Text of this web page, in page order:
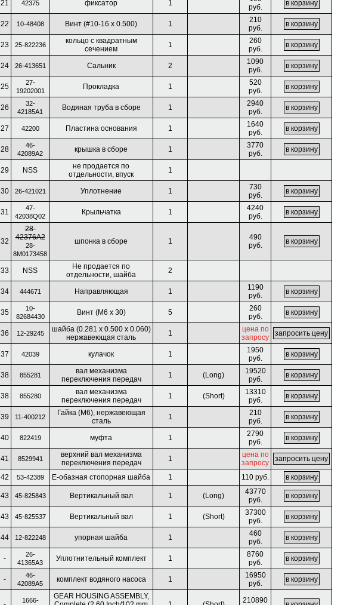
21
42375 фиксатор 1
руб.
22
10-48408 Винт (#10-16 x 0.500) 1
210
руб.
23
25-822236
кольцо с квадратным
сечением
1
260
руб.
24
26-413651 Сальник 2
1090
руб.
25
27-
19202001
Прокладка 1
520
руб.
26
32-
42185A1
Водяная труба в сборе 1
2940
руб.
27
42200 Пластина основания 1
1640
руб.
28
46-
42089A2
крышка в сборе 1
3770
руб.
29
NSS
не продается по
отдельности, впуск
1
30 26-421021 Уплотнение 1
730
руб.
31
47-
42038Q02
Крыльчатка 1
4240
руб.
32
28-
42376A2
28-
8M0173458
шпонка в сборе 1
490
руб.
33 NSS
Не продается по
отдельности, шайба
2
34 444671 Направляющая 1
1190
руб.
35
10-
82684430
Винт (М6 х 30) 5
260
руб.
36
12-29245
шайба (0.281 x 0.500 x 0.060)
нержавеющая сталь
1
цена по
запросу
37
42039 кулачок 1
1950
руб.
38
855281
вал механизма
переключения передач
1 (Long)
19520
руб.
38
855280
вал механизма
переключения передач
1 (Short)
13310
руб.
39
11-400212
Гайка (М6), нержавеющая
сталь
1
210
руб.
40
822419 муфта 1
2790
руб.
41
8529941
верхний вал механизма
переключения передач
1
цена по
запросу
42
53-42389 Е-обазная стопорная шайба 1 110 руб.
43 45-825843 Вертикальный вал 1 (Long)
43770
руб.
43
45-825537 Вертикальный вал 1 (Short)
37300
руб.
44
12-822248 упорная шайба 1
460
руб.
-
26-
41365A3
Уплотнительный комплект 1
8760
руб.
-
46-
42089A5
комплект водяного насоса 1
16950
руб.
1666-
GEAR HOUSING ASSEMBLY,
210890